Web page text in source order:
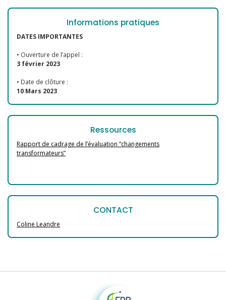
Informations pratiques
DATES IMPORTANTES
• Ouverture de l’appel :
3 février 2023
• Date de clôture :
10 Mars 2023
Ressources
Rapport de cadrage de l’évaluation “changements
transformateurs”
CONTACT
Coline Leandre
Fondation pour la recherche sur la biodiversité